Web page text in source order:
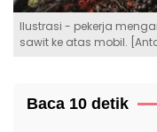
Ilustrasi - pekerja
sawit ke atas mobil.
Baca 10 detik